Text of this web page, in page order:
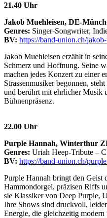
21.40 Uhr
Jakob Muehleisen, DE-
Genres: Singer-Songwriter,
BV: https://band-union.ch/
Jakob Muehleisen erzählt in
Schmerz und Hoffnung. Seine
machen jedes Konzert zu einer
Strassenmusiker begonnen,
und berührt mit ehrlicher Musik
Bühnenpräsenz.
22.00 Uhr
Purple Hannah, Winterthur
Genres: Uriah Heep-Tribute –
BV: https://band-union.ch/
Purple Hannah bringt den Geist
Hammondorgel, präzisen Riffs
sie Klassiker von Deep Purple,
Ihre Shows sind druckvoll,
Energie, die gleichzeitig